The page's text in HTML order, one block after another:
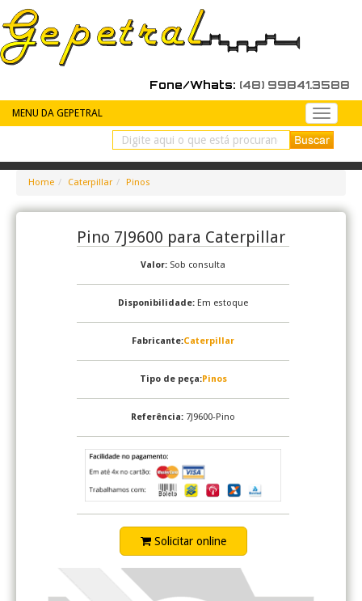
Fone/Whats: (48) 99841.3588
MENU DA GEPETRAL
Peças
de
Home Caterpillar Pinos
Pino 7J9600 para Caterpillar
Valor: Sob consulta
Disponibilidade: Em estoque
Fabricante:Caterpillar
Tipo de peça:Pinos
Referência: 7J9600-Pino
Solicitar online